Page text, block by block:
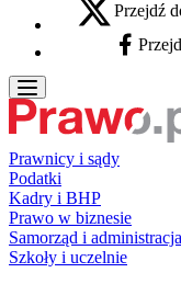
X - otwiera się w
Przejdź
Facebook -
Prawnicy i sądy
Podatki
Kadry i BHP
Prawo w biznesie
Samorząd i administracja
Szkoły i uczelnie